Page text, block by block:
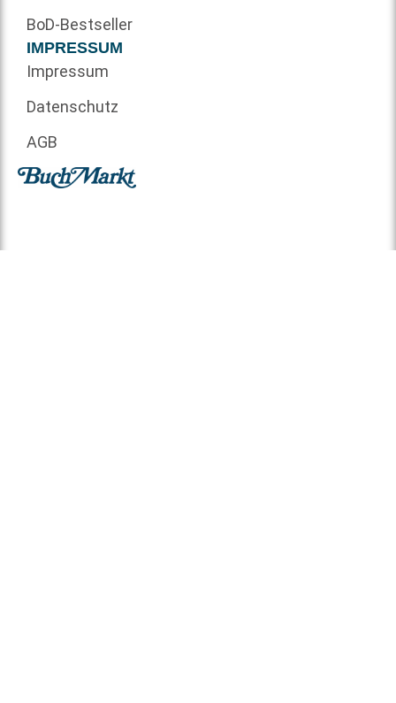
BoD-Bestseller
IMPRESSUM
Impressum
Datenschutz
AGB